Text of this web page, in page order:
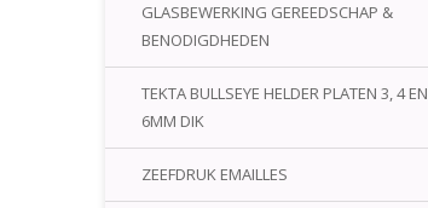
GLASBEWERKING GEREEDSCHAP &
BENODIGDHEDEN
TEKTA BULLSEYE HELDER PLATEN 3, 4 EN
6MM DIK
ZEEFDRUK EMAILLES